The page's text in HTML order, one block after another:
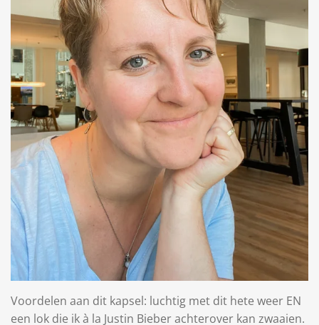
Voordelen aan dit kapsel: luchtig met dit hete weer EN
een lok die ik à la Justin Bieber achterover kan zwaaien.